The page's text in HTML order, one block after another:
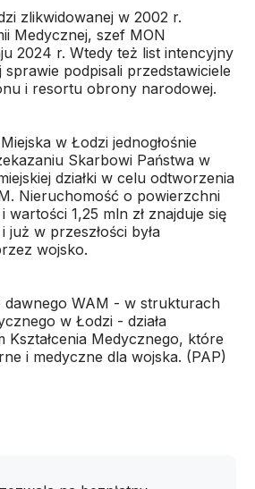
zlikwidowanej w 2002 r.
Medycznej, szef MON
2024 r. Wtedy też list intencyjny
podpisali przedstawiciele
i resortu obrony narodowej.
w Łodzi jednogłośnie
Skarbowi Państwa w
działki w celu odtworzenia
Nieruchomość o powierzchni
wartości 1,25 mln zł znajduje się
w przeszłości była
wojsko.
dawnego WAM - w strukturach
w Łodzi - działa
Kształcenia Medycznego, które
i medyczne dla wojska. (PAP)